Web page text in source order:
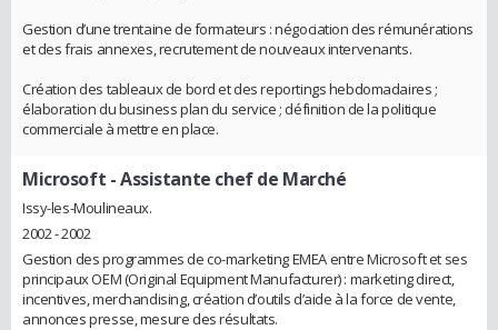
Gestion d’une trentaine de formateurs : négociation des rémunérations
et des frais annexes, recrutement de nouveaux intervenants.
Création des tableaux de bord et des reportings hebdomadaires ;
élaboration du business plan du service ; définition de la politique
commerciale à mettre en place.
Microsoft - Assistante chef de Marché
Issy-les-Moulineaux.
2002 - 2002
Gestion des programmes de co-marketing EMEA entre Microsoft et ses
principaux OEM (Original Equipment Manufacturer) : marketing direct,
incentives, merchandising, création d’outils d’aide à la force de vente,
annonces presse, mesure des résultats.